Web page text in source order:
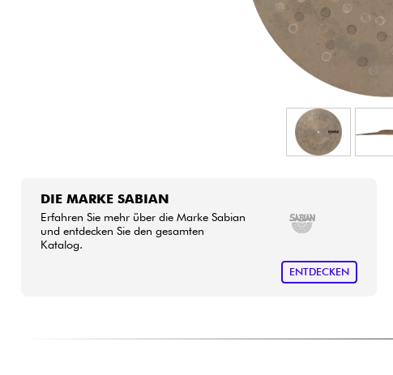
DIE MARKE SABIAN
Erfahren Sie mehr über die Marke Sabian
und entdecken Sie den gesamten
Katalog.
ENTDECKEN